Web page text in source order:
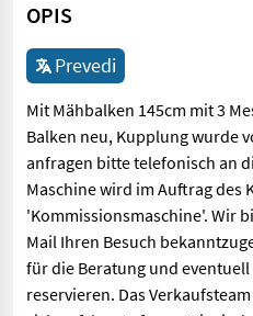
OPIS
Prevedi
Mit Mähbalken 145cm mit 3
Balken neu, Kupplung wurde
anfragen bitte telefonisch an
Maschine wird im Auftrag des
'Kommissionsmaschine'. Wir
Mail Ihren Besuch
für die Beratung und
reservieren. Das